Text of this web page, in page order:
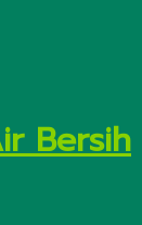
Bersih